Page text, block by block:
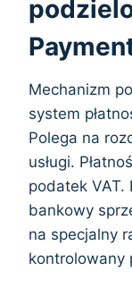
Mechanizm
system
Polega na
usługi.
podatek
bankowy
na specjalny
kontrolowany